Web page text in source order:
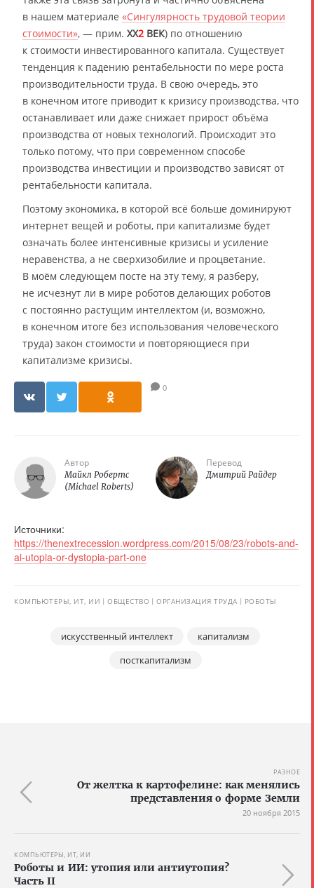
в нашем материале «Сингулярность трудовой теории
стоимости», — прим. XX2 ВЕК) по отношению
к стоимости инвестированного капитала. Существует
тенденция к падению рентабельности по мере роста
производительности труда. В свою очередь, это
в конечном итоге приводит к кризису производства, что
останавливает или даже снижает прирост объёма
производства от новых технологий. Происходит это
только потому, что при современном способе
производства инвестиции и производство зависят от
рентабельности капитала.
Поэтому экономика, в которой всё больше доминируют
интернет вещей и роботы, при капитализме будет
означать более интенсивные кризисы и усиление
неравенства, а не сверхизобилие и процветание.
В моём следующем посте на эту тему, я разберу,
не исчезнут ли в мире роботов делающих роботов
с постоянно растущим интеллектом (и, возможно,
в конечном итоге без использования человеческого
труда) закон стоимости и повторяющиеся при
капитализме кризисы.
0
Автор
Майкл Робертс
(Michael Roberts)
Перевод
Дмитрий Райдер
Источники:
https://thenextrecession.wordpress.com/2015/08/23/robots-and-
ai-utopia-or-dystopia-part-one
КОМПЬЮТЕРЫ, ИТ, ИИ ОБЩЕСТВО ОРГАНИЗАЦИЯ ТРУДА РОБОТЫ
искусственный интеллект
капитализм
посткапитализм
РАЗНОЕ
От желтка к картофелине: как менялись
представления о форме Земли
20 ноября 2015
КОМПЬЮТЕРЫ, ИТ, ИИ
Роботы и ИИ: утопия или антиутопия?
Часть II